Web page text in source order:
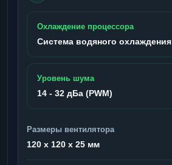
Охлаждение процессора
Система водяного охлаждения
Уровень шума
14 - 32 дБа (PWM)
Размеры вентилятора
120 x 120 x 25 мм